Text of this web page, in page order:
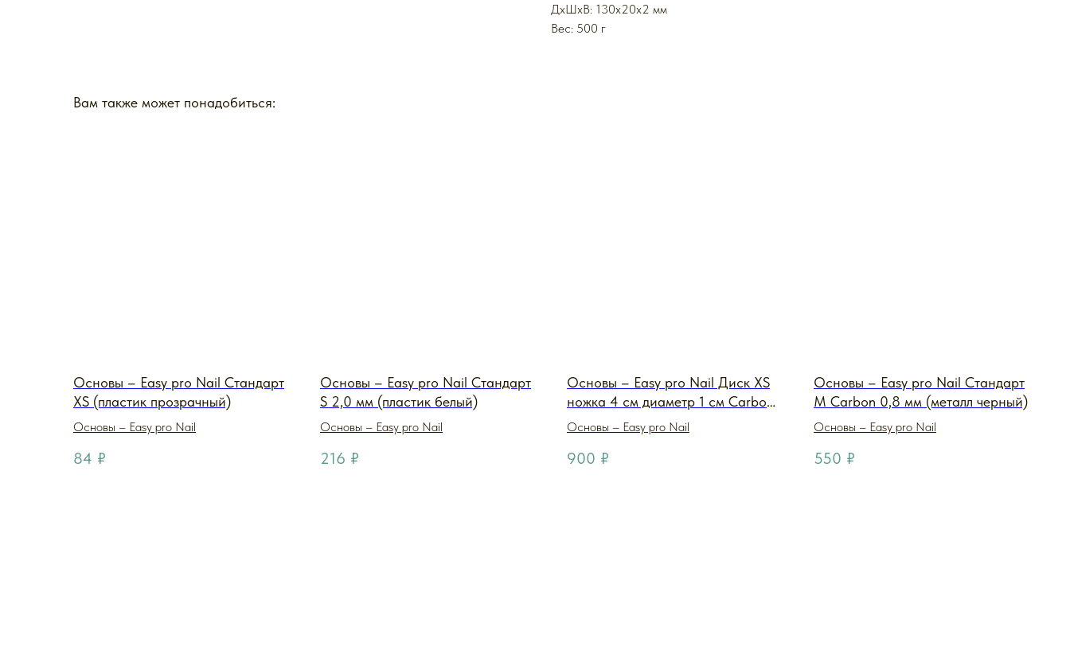
ДxШxВ: 130x20x2 мм
Вес: 500 г
Вам также может понадобиться:
Основы – Easy pro Nail Стандарт
XS (пластик прозрачный)
Основы – Easy pro Nail
84 ₽
Основы – Easy pro Nail Стандарт
S 2,0 мм (пластик белый)
Основы – Easy pro Nail
216 ₽
Основы – Easy pro Nail Диск XS
ножка 4 см диаметр 1 см Carbon
(металл carbon металлический)
Основы – Easy pro Nail
900 ₽
Основы – Easy pro Nail Стандарт
M Carbon 0,8 мм (металл черный)
Основы – Easy pro Nail
550 ₽